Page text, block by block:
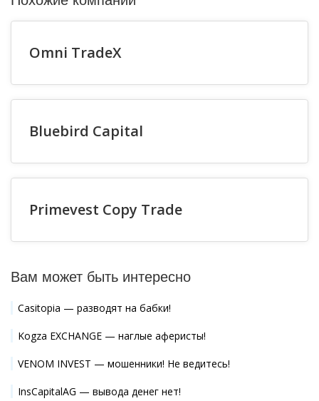
Omni TradeX
Bluebird Capital
Primevest Copy Trade
Вам может быть интересно
Casitopia — разводят на бабки!
Kogza EXCHANGE — наглые аферисты!
VENOM INVEST — мошенники! Не ведитесь!
InsCapitalAG — вывода денег нет!